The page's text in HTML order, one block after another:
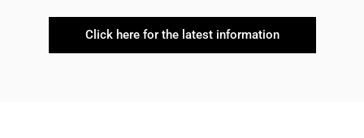
Click here for the latest information